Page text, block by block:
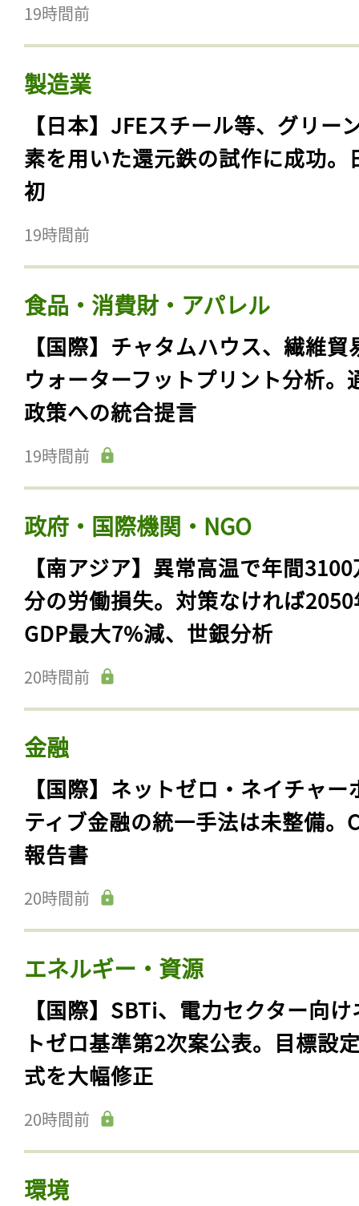
19時間前
製造業
【日本】JFEスチール等、グリー
素を用いた還元鉄の試作に成功。
初
19時間前
食品・消費財・アパレル
【国際】チャタムハウス、繊維貿
ウォーターフットプリント分析。
政策への統合提言
19時間前
政府・国際機関・NGO
【南アジア】異常高温で年間
分の労働損失。対策なければ
GDP最大7%減、世銀分析
20時間前
金融
【国際】ネットゼロ・ネイチャー
ティブ金融の統一手法は未整備。
報告書
20時間前
エネルギー・資源
【国際】SBTi、電力セクター向
トゼロ基準第2次案公表。目標設
式を大幅修正
20時間前
環境